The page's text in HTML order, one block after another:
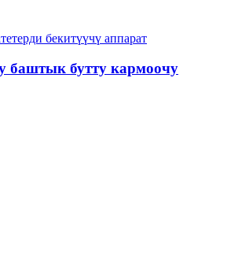
баштык бутту кармоочу